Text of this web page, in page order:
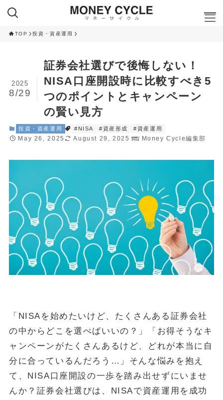
ここが知りたい
iDeCo
RANKING
クレカ積立ランキング
NISA 投資信託ランキング
ハイステータスカード 入会キャンペーン
ネット証券 新規口座開設キャンペーン
CAMPAIGN
金・プラチナ買取相場
Vintage Watch Market
etc.
NEW
April 20, 2026 シニア
50代・60代の健康投資｜株主優待で「外出のきっかけ」を作る5
銘柄
April 15, 2026 投資・資産運用
ヴィンテージウォッチを「資産」として持つという選択
TOP 投資・資産運用
証券会社選びで後悔しない！
NISA口座開設時に比較すべき5
つのポイントとキャンペーン
の賢い見方
2025
8/29
投資・資産運用 #NISA #資産形成 #資産運用
May 26, 2025 August 29, 2025 Money Cycle編集部
「NISAを始めたいけど、たくさんある証券会社
の中からどこを選べばいいの？」「お得そうなキ
ャンペーンがたくさんあるけど、どれが本当に自
分に合っているんだろう…」そんな悩みを抱え
て、NISA口座開設の一歩を踏み出せずにいませ
んか？証券会社選びは、NISAで資産運用を成功